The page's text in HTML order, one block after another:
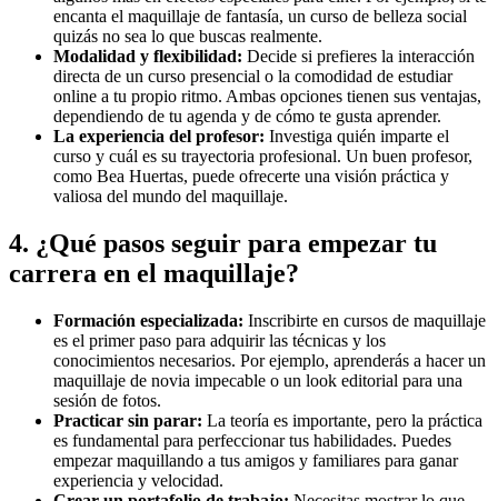
encanta el maquillaje de fantasía, un curso de belleza social
quizás no sea lo que buscas realmente.
Modalidad y flexibilidad: Decide si prefieres la interacción
directa de un curso presencial o la comodidad de estudiar
online a tu propio ritmo. Ambas opciones tienen sus ventajas,
dependiendo de tu agenda y de cómo te gusta aprender.
La experiencia del profesor: Investiga quién imparte el
curso y cuál es su trayectoria profesional. Un buen profesor,
como Bea Huertas, puede ofrecerte una visión práctica y
valiosa del mundo del maquillaje.
4. ¿Qué pasos seguir para empezar tu
carrera en el maquillaje?
Formación especializada: Inscribirte en cursos de maquillaje
es el primer paso para adquirir las técnicas y los
conocimientos necesarios. Por ejemplo, aprenderás a hacer un
maquillaje de novia impecable o un look editorial para una
sesión de fotos.
Practicar sin parar: La teoría es importante, pero la práctica
es fundamental para perfeccionar tus habilidades. Puedes
empezar maquillando a tus amigos y familiares para ganar
experiencia y velocidad.